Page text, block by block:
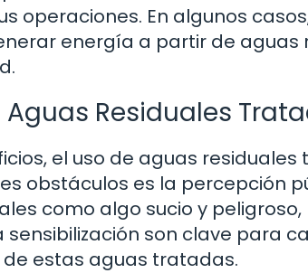
operaciones. En algunos
energía a partir de aguas
Residuales
el uso de aguas
obstáculos es la percepción
como algo sucio y
sensibilización son clave para
estas aguas tratadas.